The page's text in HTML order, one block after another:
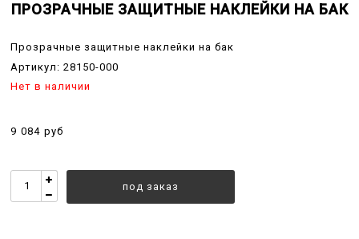
ПРОЗРАЧНЫЕ ЗАЩИТНЫЕ НАКЛЕЙКИ НА БАК
Прозрачные защитные наклейки на бак
Артикул: 28150-000
Нет в наличии
9 084 руб
под заказ